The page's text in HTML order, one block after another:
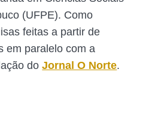
(UFPE). Como
feitas a partir de
em paralelo com a
do Jornal O Norte.